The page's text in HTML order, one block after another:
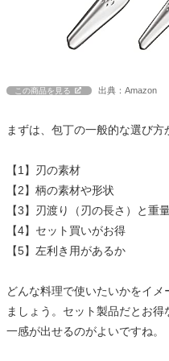
この商品を見る 出典：Amazon
まずは、包丁の一般的な選び方
【1】刃の素材
【2】柄の素材や形状
【3】刃渡り（刃の長さ）と重
【4】セット買いがお得
【5】左利き用があるか
どんな料理で使いたいかをイ
ましょう。セット製品だとお
一感が出せるのがよいですね。